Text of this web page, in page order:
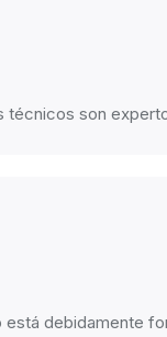
técnicos son
está debidamente